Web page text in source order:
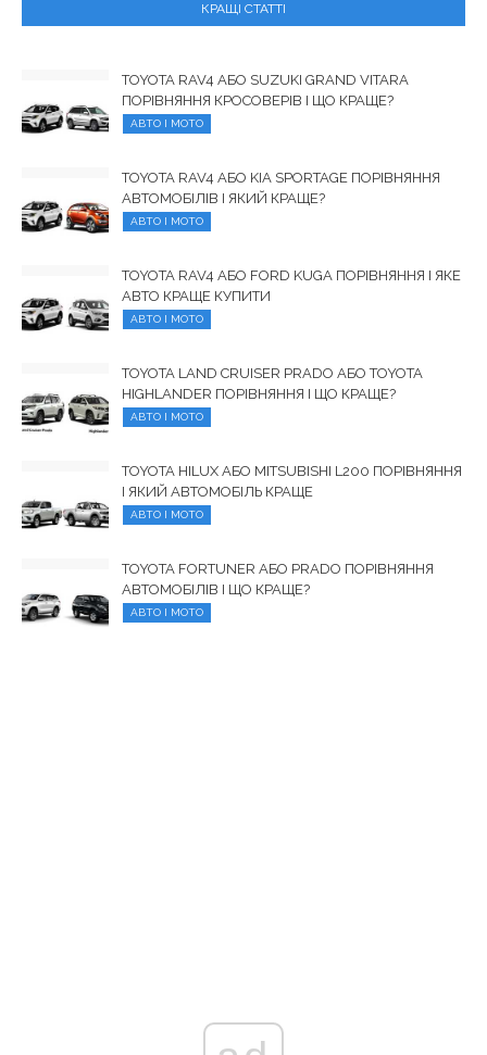
КРАЩІ СТАТТІ
TOYOTA RAV4 АБО SUZUKI GRAND VITARA
ПОРІВНЯННЯ КРОСОВЕРІВ І ЩО КРАЩЕ?
АВТО І МОТО
TOYOTA RAV4 АБО KIA SPORTAGE ПОРІВНЯННЯ
АВТОМОБІЛІВ І ЯКИЙ КРАЩЕ?
АВТО І МОТО
TOYOTA RAV4 АБО FORD KUGA ПОРІВНЯННЯ І ЯКЕ
АВТО КРАЩЕ КУПИТИ
АВТО І МОТО
TOYOTA LAND CRUISER PRADO АБО TOYOTA
HIGHLANDER ПОРІВНЯННЯ І ЩО КРАЩЕ?
АВТО І МОТО
TOYOTA HILUX АБО MITSUBISHI L200 ПОРІВНЯННЯ
І ЯКИЙ АВТОМОБІЛЬ КРАЩЕ
АВТО І МОТО
TOYOTA FORTUNER АБО PRADO ПОРІВНЯННЯ
АВТОМОБІЛІВ І ЩО КРАЩЕ?
АВТО І МОТО